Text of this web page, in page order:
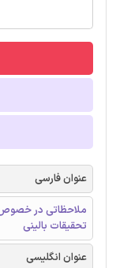
عنوان فارسی
ملاحظاتی در خصوص
تحقیقات بالینی
عنوان انگلیسی